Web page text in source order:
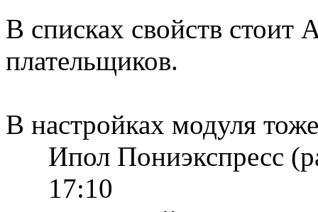
В списках свойств стоит
плательщиков.
В настройках модуля
Ипол Пониэкспресс
17:10